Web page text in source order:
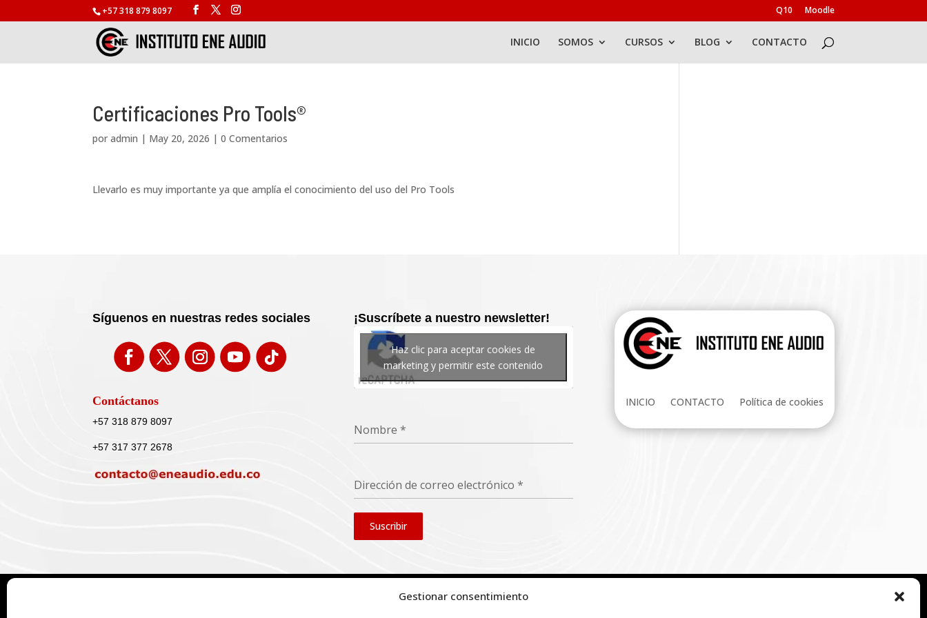
Gestionar consentimiento
+57 318 879 8097 Q10 Moodle
INICIO SOMOS CURSOS BLOG CONTACTO
Certificaciones Pro Tools®
poradmin | May 20, 2026 |0 Comentarios
Llevarlo es muy importante ya que amplía el conocimiento del uso del Pro Tools
Síguenos en nuestras redes sociales
Contáctanos
+57 318 879 8097
+57 317 377 2678
¡Suscríbete a nuestro newsletter!
Haz clic para aceptar cookies de
marketing y permitir este contenido
Nombre *
Dirección de correo electrónico *
Suscribir
INICIO CONTACTO Política de cookies